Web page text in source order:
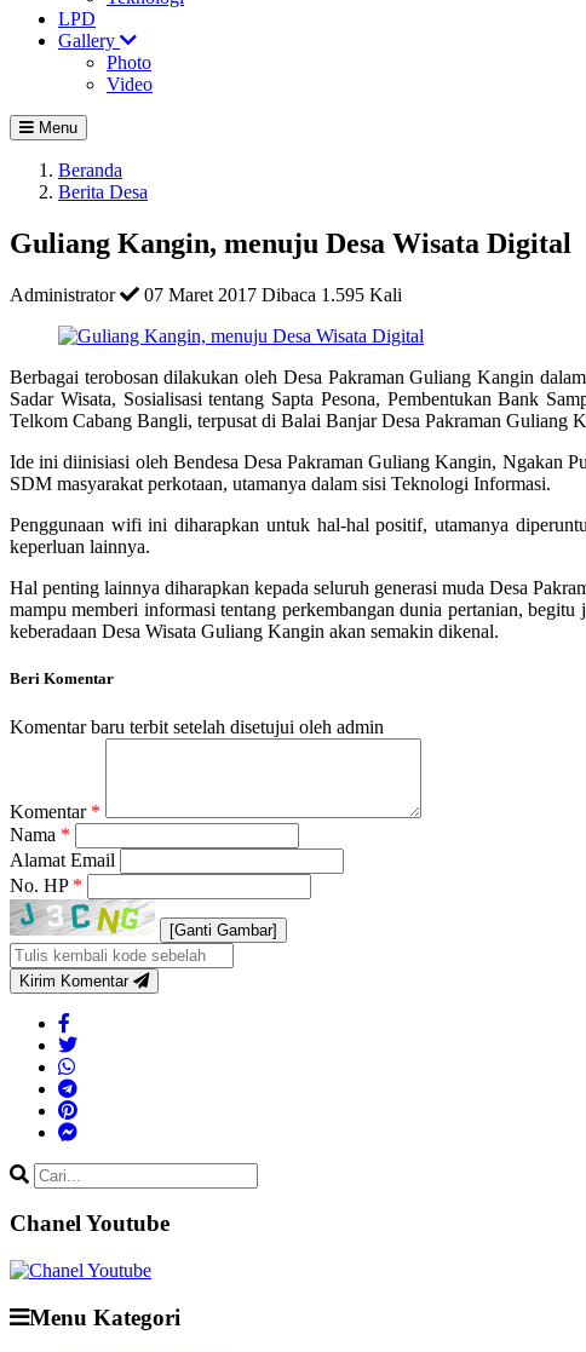
LPD
Gallery
Photo
Video
Menu
Beranda
Berita Desa
Guliang Kangin, menuju Desa Wisata Digital
Administrator 07 Maret 2017 Dibaca 1.595 Kali
Berbagai terobosan dilakukan oleh Desa Pakraman Guliang Kangin
Sadar Wisata, Sosialisasi tentang Sapta Pesona, Pembentukan Bank
Telkom Cabang Bangli, terpusat di Balai Banjar Desa Pakraman Guliang
Ide ini diinisiasi oleh Bendesa Desa Pakraman Guliang Kangin, Ngakan
SDM masyarakat perkotaan, utamanya dalam sisi Teknologi Informasi.
Penggunaan wifi ini diharapkan untuk hal-hal positif, utamanya
keperluan lainnya.
Hal penting lainnya diharapkan kepada seluruh generasi muda Desa
mampu memberi informasi tentang perkembangan dunia pertanian,
keberadaan Desa Wisata Guliang Kangin akan semakin dikenal.
Beri Komentar
Komentar baru terbit setelah disetujui oleh admin
Komentar *
Nama *
Alamat Email
No. HP *
[Ganti Gambar]
Kirim Komentar
Chanel Youtube
Menu Kategori